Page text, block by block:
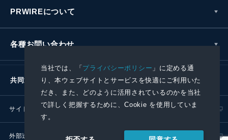
当社では、「プライバシーポリシー 」に定める通
り、本ウェブサイトとサービスを快適にご利用いた
だき、また、どのように活用されているのかを当社
で詳しく把握するために、Cookie を使用していま
す。
PRWIREについて
各種お問い合わせ
共同通信社グループ
サイトポリシー プライバシーポリシー
外部送信ポリシー プレスリリース取扱基準